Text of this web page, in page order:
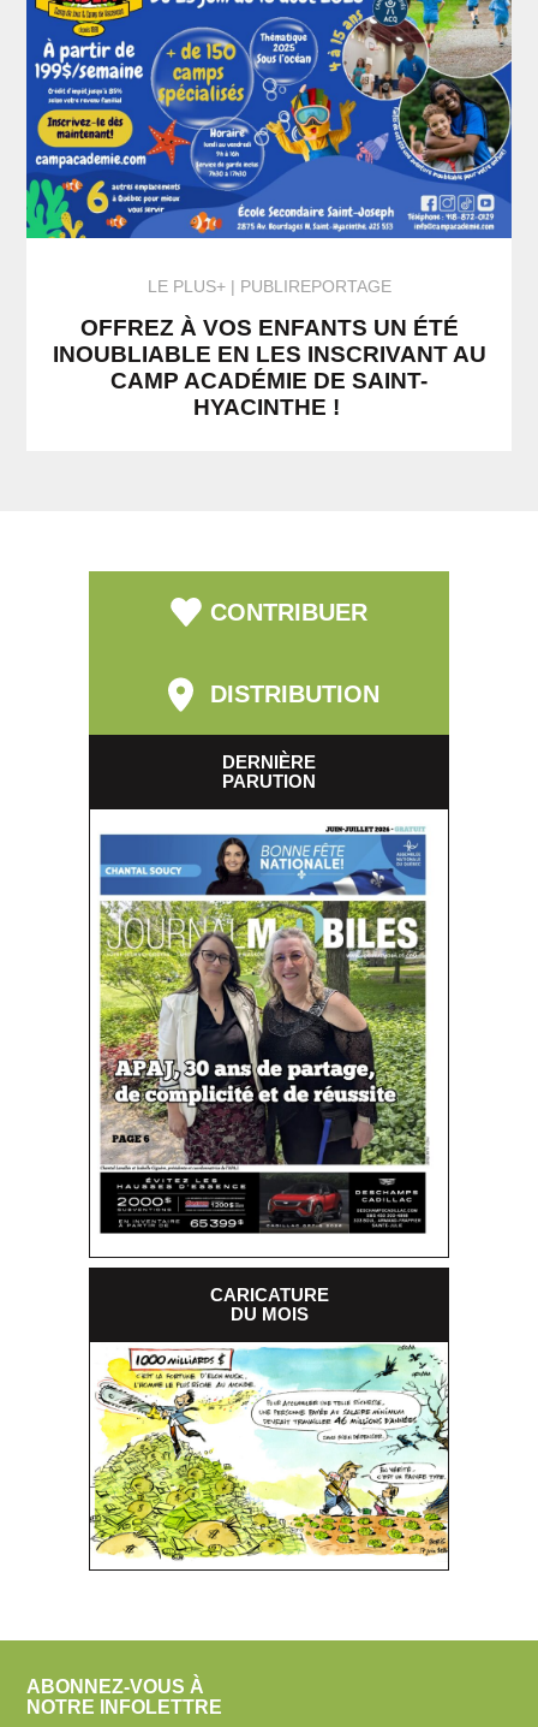
LE PLUS+ PUBLIREPORTAGE
OFFREZ À VOS ENFANTS UN ÉTÉ
INOUBLIABLE EN LES INSCRIVANT AU
CAMP ACADÉMIE DE SAINT-
HYACINTHE !
CONTRIBUER
DISTRIBUTION
DERNIÈRE
PARUTION
CARICATURE
DU MOIS
ABONNEZ-VOUS À
NOTRE INFOLETTRE